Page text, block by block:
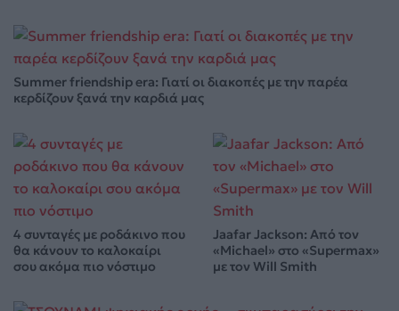
Summer friendship era: Γιατί οι διακοπές με την παρέα
κερδίζουν ξανά την καρδιά μας
4 συνταγές με ροδάκινο που
θα κάνουν το καλοκαίρι
σου ακόμα πιο νόστιμο
Jaafar Jackson: Από τον
«Michael» στο «Supermax»
με τον Will Smith